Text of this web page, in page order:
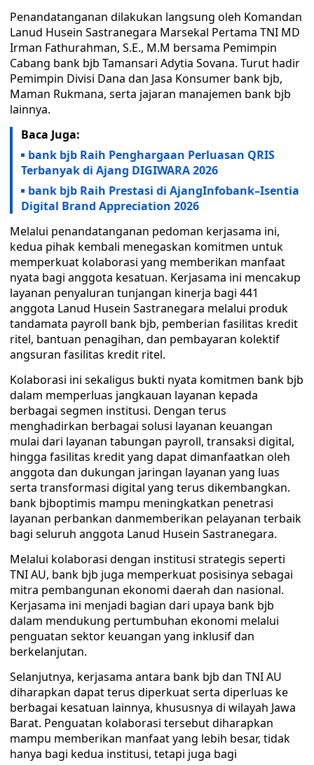
Penandatanganan dilakukan langsung oleh Komandan
Lanud Husein Sastranegara Marsekal Pertama TNI MD
Irman Fathurahman, S.E., M.M bersama Pemimpin
Cabang bank bjb Tamansari Adytia Sovana. Turut hadir
Pemimpin Divisi Dana dan Jasa Konsumer bank bjb,
Maman Rukmana, serta jajaran manajemen bank bjb
lainnya.
Baca Juga:
bank bjb Raih Penghargaan Perluasan QRIS
Terbanyak di Ajang DIGIWARA 2026
bank bjb Raih Prestasi di AjangInfobank–Isentia
Digital Brand Appreciation 2026
Melalui penandatanganan pedoman kerjasama ini,
kedua pihak kembali menegaskan komitmen untuk
memperkuat kolaborasi yang memberikan manfaat
nyata bagi anggota kesatuan. Kerjasama ini mencakup
layanan penyaluran tunjangan kinerja bagi 441
anggota Lanud Husein Sastranegara melalui produk
tandamata payroll bank bjb, pemberian fasilitas kredit
ritel, bantuan penagihan, dan pembayaran kolektif
angsuran fasilitas kredit ritel.
Kolaborasi ini sekaligus bukti nyata komitmen bank bjb
dalam memperluas jangkauan layanan kepada
berbagai segmen institusi. Dengan terus
menghadirkan berbagai solusi layanan keuangan
mulai dari layanan tabungan payroll, transaksi digital,
hingga fasilitas kredit yang dapat dimanfaatkan oleh
anggota dan dukungan jaringan layanan yang luas
serta transformasi digital yang terus dikembangkan.
bank bjboptimis mampu meningkatkan penetrasi
layanan perbankan danmemberikan pelayanan terbaik
bagi seluruh anggota Lanud Husein Sastranegara.
Melalui kolaborasi dengan institusi strategis seperti
TNI AU, bank bjb juga memperkuat posisinya sebagai
mitra pembangunan ekonomi daerah dan nasional.
Kerjasama ini menjadi bagian dari upaya bank bjb
dalam mendukung pertumbuhan ekonomi melalui
penguatan sektor keuangan yang inklusif dan
berkelanjutan.
Selanjutnya, kerjasama antara bank bjb dan TNI AU
diharapkan dapat terus diperkuat serta diperluas ke
berbagai kesatuan lainnya, khususnya di wilayah Jawa
Barat. Penguatan kolaborasi tersebut diharapkan
mampu memberikan manfaat yang lebih besar, tidak
hanya bagi kedua institusi, tetapi juga bagi